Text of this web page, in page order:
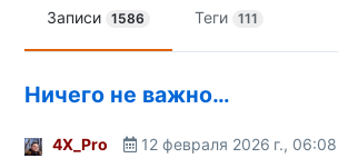
Записи 1586 Теги 111
Ничего не важно…
4X_Pro 12 февраля 2026 г., 06:08